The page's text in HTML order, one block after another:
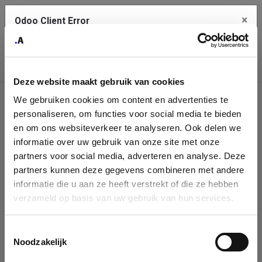
Deze website maakt gebruik van cookies
We gebruiken cookies om content en advertenties te
personaliseren, om functies voor social media te bieden
en om ons websiteverkeer te analyseren. Ook delen we
informatie over uw gebruik van onze site met onze
partners voor social media, adverteren en analyse. Deze
partners kunnen deze gegevens combineren met andere
informatie die u aan ze heeft verstrekt of die ze hebben
verzameld op basis van uw gebruik van hun services.
Noodzakelijk
Company
Identification
Please fill in your company details
You can search a company in our database by name, VAT or
enterprise ID. When a company is selected it will auto-complete the
form. If you don't find your company in our database, you can create
Odoo Client Error ×
service.
See details
Ok